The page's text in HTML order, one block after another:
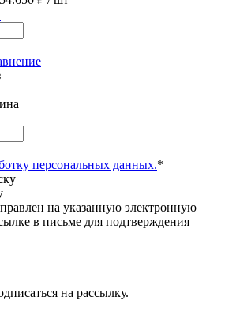
персональных данных.*
на указанную электронную
в письме для подтверждения
на рассылку.